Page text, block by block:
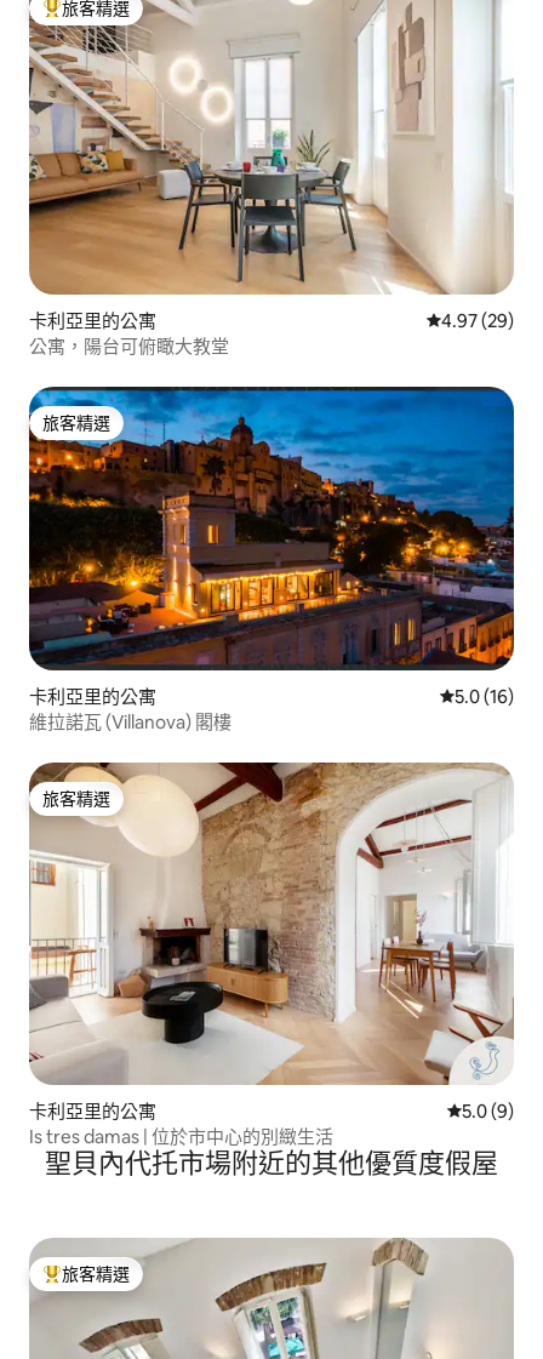
旅客精選榜首
旅客精選
卡利亞里的公寓 從 29 則評價
4.97 (29)
公寓，陽台可俯瞰大教堂
旅客精選
旅客精選
卡利亞里的公寓 從 16 則評
5.0 (16)
維拉諾瓦 (Villanova) 閣樓
旅客精選
旅客精選
卡利亞里的公寓 從 9 則評
5.0 (9)
Is tres damas | 位於市中心的別緻生活
聖貝內代托市場附近的其他優質度假屋
旅客精選榜首
旅客精選